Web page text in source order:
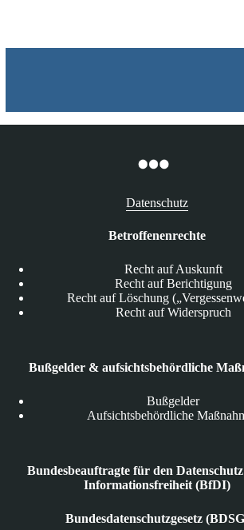
Datenschutz
Betroffenenrechte
Recht auf Auskunft
Recht auf Berichtigung
Recht auf Löschung
Recht auf Widerspruch
Bußgelder & aufsichtsbehördliche
Bußgelder
Aufsichtsbehördliche
Bundesbeauftragte für den
Informationsfreiheit (BfDI)
Bundesdatenschutzgesetz